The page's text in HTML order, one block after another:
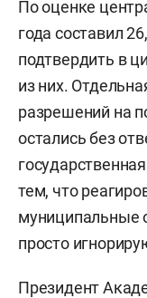
По оценке
года составил
подтвердить в
из них.
разрешений на
остались без
тем, что
муниципальные
просто
Президент